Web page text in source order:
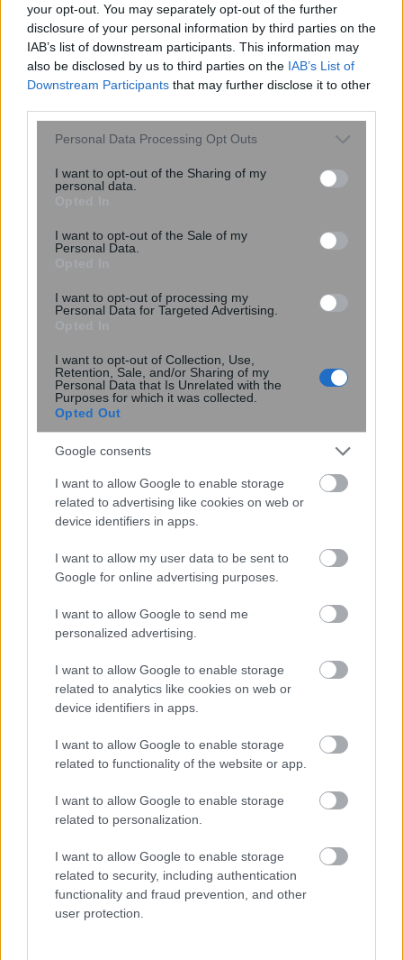
your opt-out. You may separately opt-out of the further
disclosure of your personal information by third parties on the
IAB’s list of downstream participants. This information may
also be disclosed by us to third parties on the IAB’s List of
Downstream Participants that may further disclose it to other
Please note that this website/app uses one or more Google
not limited to your visit or usage behaviour. You may click to
grant or deny consent to Google and its third-party tags to
consent section.
Personal Data Processing Opt Outs
I want to opt-out of the Sharing of my
personal data.
I want to opt-out of the Sale of my
Personal Data.
I want to opt-out of processing my
Personal Data for Targeted Advertising.
I want to opt-out of Collection, Use,
Retention, Sale, and/or Sharing of my
Personal Data that Is Unrelated with the
Purposes for which it was collected.
Opted Out
Google consents
I want to allow Google to enable storage
related to advertising like cookies on web or
device identifiers in apps.
I want to allow my user data to be sent to
Google for online advertising purposes.
I want to allow Google to send me
personalized advertising.
I want to allow Google to enable storage
related to analytics like cookies on web or
device identifiers in apps.
I want to allow Google to enable storage
related to functionality of the website or app.
I want to allow Google to enable storage
related to personalization.
I want to allow Google to enable storage
related to security, including authentication
functionality and fraud prevention, and other
user protection.
Την άμεση απόσυρση του clawback
ζητούν οι γιατροί
, 6 Ιουλίου 2017 || Οικονομία
Στα 400 εκατ.ευρώ rebate και clawback
το εξάμηνο